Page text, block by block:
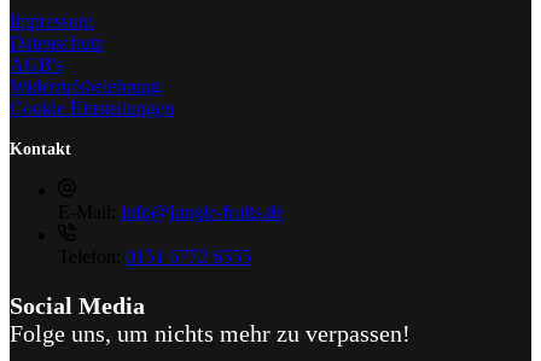
Impressum
Datenschutz
AGB's
Widerrufsbelehrung
Cookie Einstellungen
Kontakt
info@jungle-fruits.de
0151 6772 6555
Social Media
Folge uns, um nichts mehr zu verpassen!